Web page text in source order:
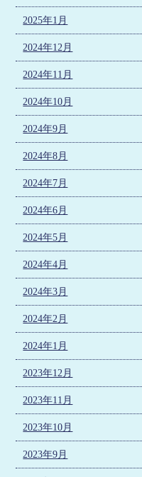
2025年1月
2024年12月
2024年11月
2024年10月
2024年9月
2024年8月
2024年7月
2024年6月
2024年5月
2024年4月
2024年3月
2024年2月
2024年1月
2023年12月
2023年11月
2023年10月
2023年9月